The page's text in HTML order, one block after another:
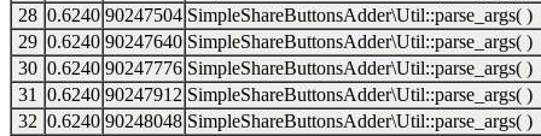
28 0.6240 90247504 SimpleShareButtonsAdder\Util::parse_args( )
29 0.6240 90247640 SimpleShareButtonsAdder\Util::parse_args( )
30 0.6240 90247776 SimpleShareButtonsAdder\Util::parse_args( )
31
0.6240 90247912 SimpleShareButtonsAdder\Util::parse_args( )
32 0.6240 90248048 SimpleShareButtonsAdder\Util::parse_args( )